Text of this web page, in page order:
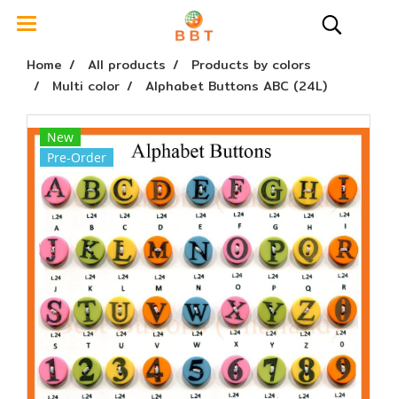
Home All products
Products by colors
Multi color
Alphabet Buttons ABC (24L)
New
Pre-Order